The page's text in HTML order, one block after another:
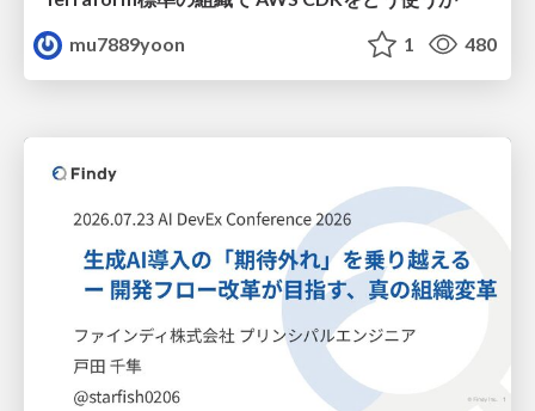
mu7889yoon
1 480